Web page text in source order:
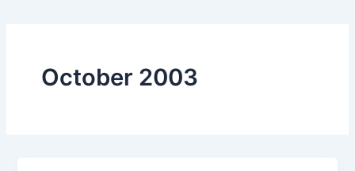
October 2003